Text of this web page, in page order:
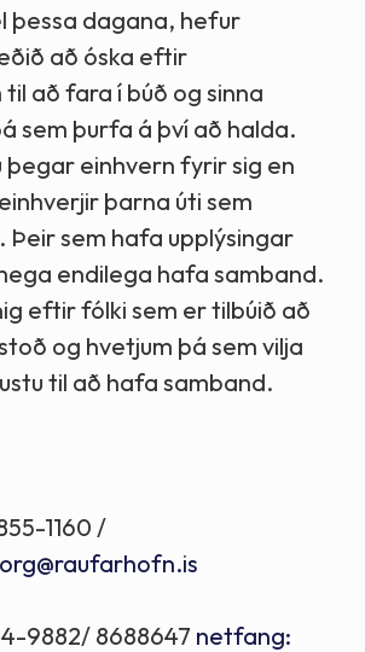
þessa dagana, hefur
að óska eftir
að fara í búð og sinna
sem þurfa á því að halda.
þegar einhvern fyrir sig en
þarna úti sem
sem hafa upplýsingar
endilega hafa samband.
eftir fólki sem er tilbúið að
og hvetjum þá sem vilja
til að hafa samband.
1160 /
9882/ 8688647 netfang: